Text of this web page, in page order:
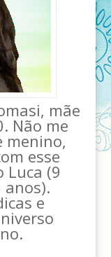
mãe
Não me
menino,
esse
Luca (9
anos).
e